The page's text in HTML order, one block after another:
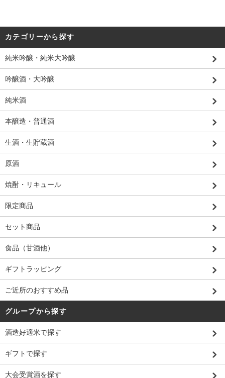
カテゴリーから探す
純米吟醸・純米大吟醸
吟醸酒・大吟醸
純米酒
本醸造・普通酒
生酒・生貯蔵酒
原酒
焼酎・リキュール
限定商品
セット商品
食品（甘酒他）
ギフトラッピング
ご近所のおすすめ品
グループから探す
酒造好適米で探す
ギフトで探す
大会受賞酒を探す